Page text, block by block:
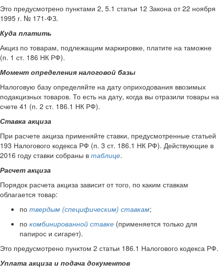
Это предусмотрено пунктами 2, 5.1 статьи 12 Закона от 22 ноября
1995 г. № 171-ФЗ.
Куда платить
Акциз по товарам, подлежащим маркировке, платите на таможне
(п. 1 ст. 186 НК РФ).
Момент определения налоговой базы
Налоговую базу определяйте на дату оприходования ввозимых
подакцизных товаров. То есть на дату, когда вы отразили товары на
счете 41 (п. 2 ст. 186.1 НК РФ).
Ставка акциза
При расчете акциза применяйте ставки, предусмотренные статьей
193 Налогового кодекса РФ (п. 3 ст. 186.1 НК РФ). Действующие в
2016 году ставки собраны в таблице.
Расчет акциза
Порядок расчета акциза зависит от того, по каким ставкам
облагается товар:
по твердым (специфическим) ставкам;
по комбинированной ставке (применяется только для
папирос и сигарет).
Это предусмотрено пунктом 2 статьи 186.1 Налогового кодекса РФ.
Уплата акциза и подача документов